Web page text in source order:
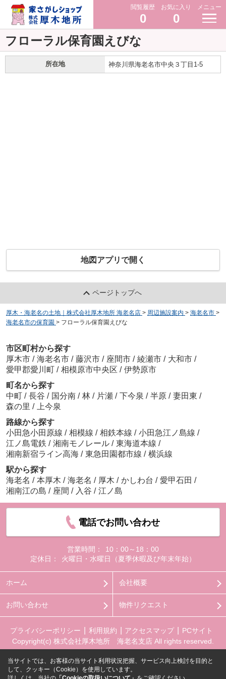
閲覧履歴
0
お気に入り
0
メニュー
フローラル保育園えびな
所在地 神奈川県海老名市中央３丁目1-5
地図アプリで開く
ページトップへ
厚木・海老名の土地｜株式会社厚木地所 海老名店 > 周辺施設案内 > 海老名市 >
海老名市の保育園 > フローラル保育園えびな
市区町村から探す
厚木市 / 海老名市 / 藤沢市 / 座間市 / 綾瀬市 / 大和市 /
愛甲郡愛川町 / 相模原市中央区 / 伊勢原市
町名から探す
中町 / 長谷 / 国分南 / 林 / 片瀬 / 下今泉 / 半原 / 妻田東 /
森の里 /
上今泉
路線から探す
小田急小田原線 / 相模線 / 相鉄本線 / 小田急江ノ島線 /
江ノ島電鉄 / 湘南モノレール / 東海道本線 /
湘南新宿ライン高海 / 東急田園都市線 / 横浜線
駅から探す
海老名 / 本厚木 / 海老名 / 厚木 / かしわ台 / 愛甲石田 /
湘南江の島 / 座間 / 入谷 / 江ノ島
電話でお問い合わせ
営業時間：
10：00～18：00
定休日：
火曜日・水曜日（夏季休暇及び年末年始）
ホーム 会社概要
お問い合わせ 物件リクエスト
プライバシーポリシー 利用規約 アクセスマップ
PCサイト
Copyright(c) 株式会社厚木地所 海老名支店 All rights reserved.
当サイトでは、お客様の当サイト利用状況把握、サービス向上検討を目的と
して、クッキー（Cookie）を使用しています。